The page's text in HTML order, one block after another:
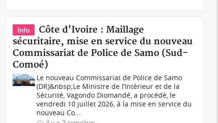
Info
Côte d'Ivoire : Maillage
sécuritaire, mise en service du nouveau
Commissariat de Police de Samo (Sud-
Comoé)
Le nouveau Commissariat de Police de Samo
(DR)&nbsp;Le Ministre de l’Intérieur et de la
Sécurité, Vagondo Diomandé, a procédé, le
vendredi 10 juillet 2026, à la mise en service du
nouveau Co...